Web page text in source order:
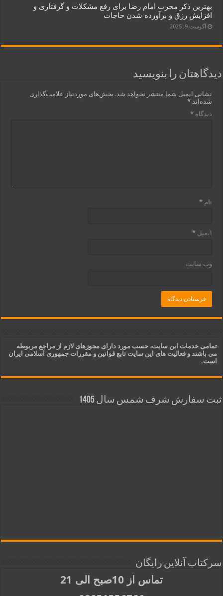
بهترین ذکر مجرب امام رضا برای رفع مشکلات و گرفتاری‌ و
افزایش رزق و برآورده شدن حاجات
آگوست 9, 2025
دیدگاهتان را بنویسید
نشانی ایمیل شما منتشر نخواهد شد. بخش‌های موردنیاز علامت‌گذاری
شده‌اند*
دیدگاه*
نام*
ایمیل*
وب‌ سایت
تمامی خدمات این سایت، حسب مورد دارای مجوزهای لازم از مراجع مربوطه
می باشند و فعالیت های این سایت تابع قوانین و مقررات جمهوری اسلامی ایران
است.
ثبت سفارش شرف شمس سال 1405
سرکتاب آنلاین رایگان
تماس از 10صبح الی 21